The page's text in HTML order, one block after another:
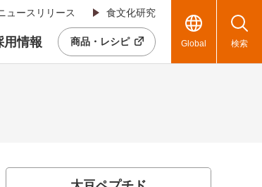
ュースリリース 食文化研究
用情報 商品・レシピ Global 検索